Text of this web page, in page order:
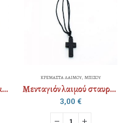
Μενταγιόν λαιμού σταυρός ξύλινος
ΚΡΕΜΑΣΤΑ ΛΑΙΜΟΥ,ΜΠΙΖΟΥ
Μενταγιόν λαιμού σταυρός ξύλινος χαρακτός
3,00